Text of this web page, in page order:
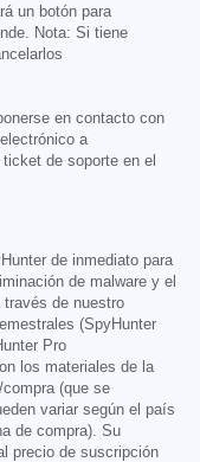
un botón para
Nota: Si tiene
en contacto con
a
de soporte en el
de inmediato para
de malware y el
de nuestro
(SpyHunter
Pro
los materiales de la
(que se
variar según el país
de compra). Su
precio de suscripción